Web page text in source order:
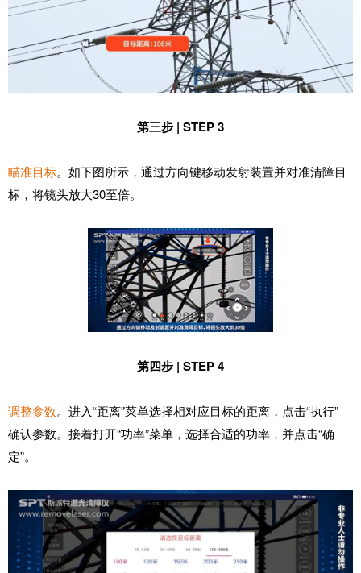
第三步 | STEP 3
瞄准目标。如下图所示，通过方向键移动发射装置并对准清障目
标，将镜头放大30至倍。
第四步 | STEP 4
调整参数。进入“距离”菜单选择相对应目标的距离，点击“执行”
确认参数。接着打开“功率”菜单，选择合适的功率，并点击“确
定”。